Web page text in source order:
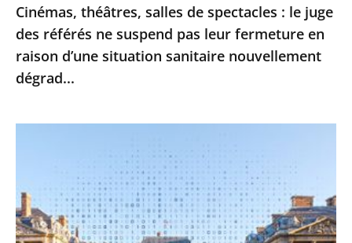
pas
leur
fermeture
en
d’une
nouvellement
dégrad...
Cinémas, théâtres, salles de spectacles : le juge
des référés ne suspend pas leur fermeture en
raison d’une situation sanitaire nouvellement
dégrad...
poursuit
sa